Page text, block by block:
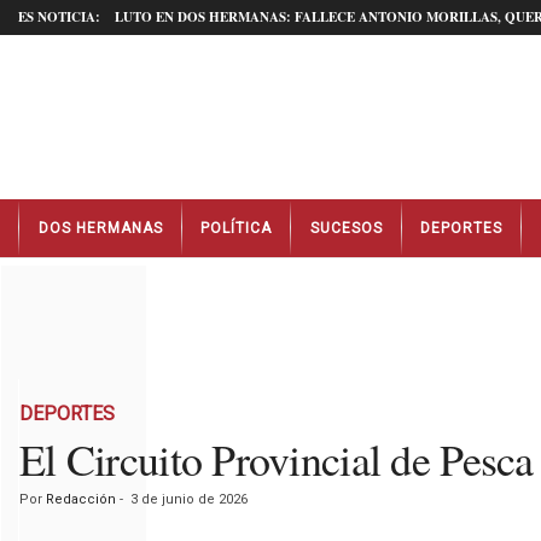
ES NOTICIA: LUTO EN DOS HERMANAS: FALLECE ANTONIO MORILLAS,
t
DOS HERMANAS POLÍTICA SUCESOS DEPORTES
DEPORTES
El Circuito Provincial de
Por Redacción - 3 de junio de 2026